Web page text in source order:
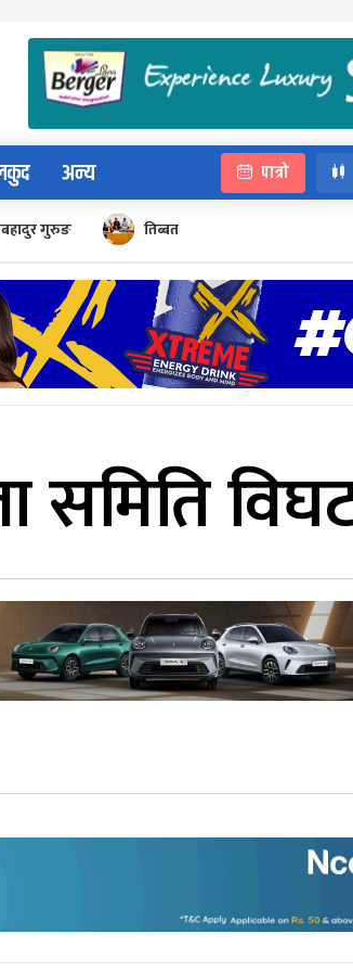
अन्य पात्रो
गुरुङ तिब्बत
समिति